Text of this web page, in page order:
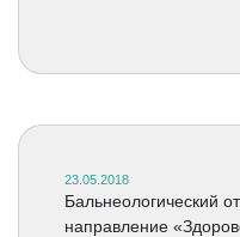
23.05.2018
Бальнеологический
направление